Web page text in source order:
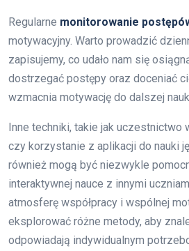
Regularne monitorowanie
motywacyjny. Warto prowadzić
zapisujemy, co udało nam się
dostrzegać postępy oraz doceniać
wzmacnia motywację do dalszej
Inne techniki, takie jak uczestnictwo
czy korzystanie z aplikacji do nauki
również mogą być niezwykle
interaktywnej nauce z innymi
atmosferę współpracy i wspólnej
eksplorować różne metody, aby
odpowiadają indywidualnym